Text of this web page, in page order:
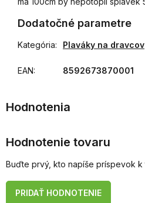
Dodatočné parametre
Kategória: Plaváky na dravcov
EAN: 8592673870001
Hodnotenie tovaru
Buďte prvý, kto napíše príspevok
PRIDAŤ HODNOTENIE